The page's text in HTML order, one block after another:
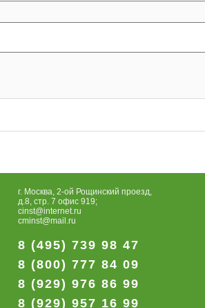
г. Москва, 2-ой Рощинский проезд,
д.8, стр. 7 офис 919;
cinst@internet.ru
cminst@mail.ru
8 (495) 739 98 47
8 (800) 777 84 09
8 (929) 976 86 99
8 (929) 957 16 99